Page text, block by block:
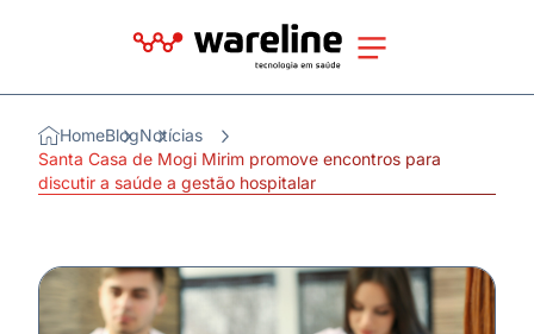
HomeBlogNotícias
Santa Casa de Mogi Mirim promove encontros para
discutir a saúde a gestão hospitalar